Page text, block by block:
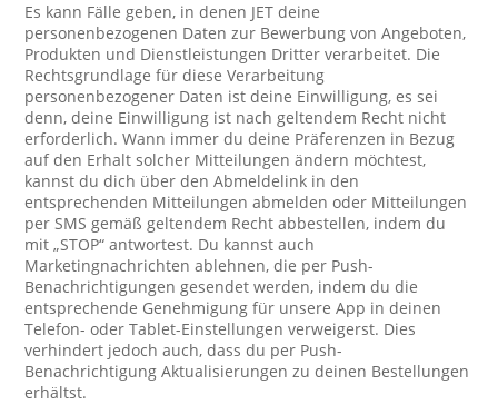
Es kann Fälle geben, in denen JET deine
personenbezogenen Daten zur Bewerbung von Angeboten,
Produkten und Dienstleistungen Dritter verarbeitet. Die
Rechtsgrundlage für diese Verarbeitung
personenbezogener Daten ist deine Einwilligung, es sei
denn, deine Einwilligung ist nach geltendem Recht nicht
erforderlich. Wann immer du deine Präferenzen in Bezug
auf den Erhalt solcher Mitteilungen ändern möchtest,
kannst du dich über den Abmeldelink in den
entsprechenden Mitteilungen abmelden oder Mitteilungen
per SMS gemäß geltendem Recht abbestellen, indem du
mit „STOP“ antwortest. Du kannst auch
Marketingnachrichten ablehnen, die per Push-
Benachrichtigungen gesendet werden, indem du die
entsprechende Genehmigung für unsere App in deinen
Telefon- oder Tablet-Einstellungen verweigerst. Dies
verhindert jedoch auch, dass du per Push-
Benachrichtigung Aktualisierungen zu deinen Bestellungen
erhältst.